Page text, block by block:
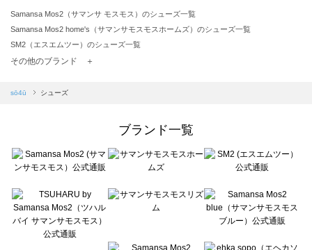
Samansa Mos2（サマンサ モスモス）のシューズ一覧
Samansa Mos2 home's（サマンサモスモスホームズ）のシューズ一覧
SM2（エスエムツー）のシューズ一覧
TSUHARU by Samansa Mos2（ツハルバイサマンサモスモス）のシューズ一覧
Samansa Mos2 blue（サマンサモスモス ブルー）のシューズ一覧
sō4ū（ソウフォーユー）のシューズ一覧
Te chichi（テチチ）のシューズ一覧
Te chichi CLASSIC（テチチ クラシック）のシューズ一覧
Lugnoncure（ルノンキュール）のシューズ一覧
BETTY'S BLUE（べティーズブルー）のシューズ一覧
Wpc.（ワールドパーティー）のシューズ一覧
その他のブランド ＋
sō4ū シューズ
ブランド一覧